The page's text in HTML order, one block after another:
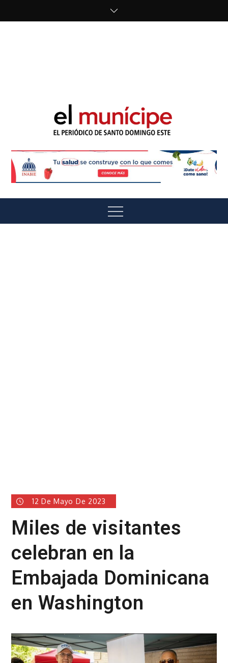
El Munícipe
Menu
12 De Mayo De 2023
Miles de visitantes
celebran en la
Embajada Dominicana
en Washington